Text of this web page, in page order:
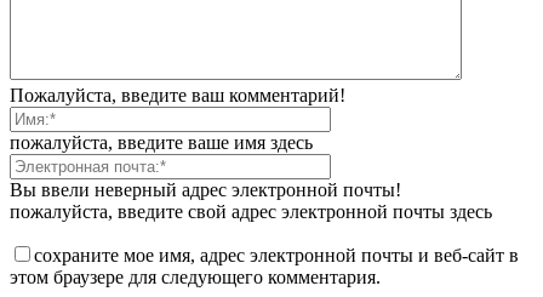
Пожалуйста, введите ваш комментарий!
пожалуйста, введите ваше имя здесь
Вы ввели неверный адрес электронной почты!
пожалуйста, введите свой адрес электронной почты здесь
сохраните мое имя, адрес электронной почты и веб-сайт в
этом браузере для следующего комментария.